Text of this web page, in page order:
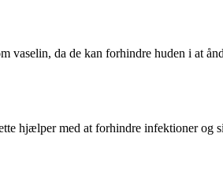
da de kan forhindre huden i at
hjælper med at forhindre infektioner